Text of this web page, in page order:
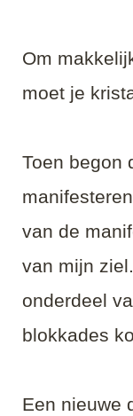
Om
moet je
Toen begon
van de
van mijn
onderdeel
blokkades
Een nieuwe